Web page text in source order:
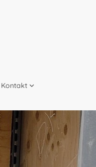
Kontakt